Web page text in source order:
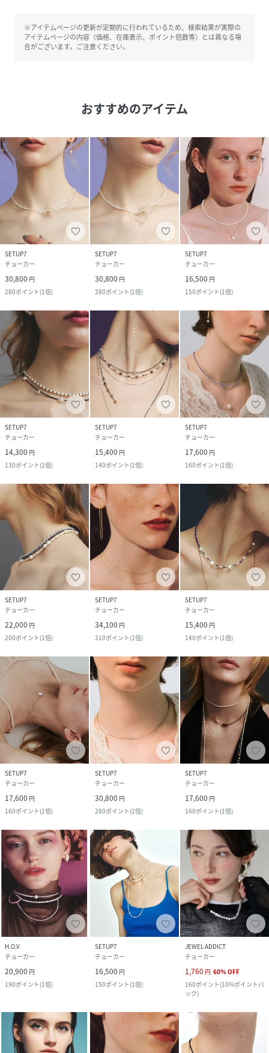
※アイテムページの更新が定期的に行われているため、検索結果が実際の
アイテムページの内容（価格、在庫表示、ポイント倍数等）とは異なる場
合がございます。ご注意ください。
おすすめのアイテム
SETUP7
チョーカー
30,800 円
280ポイント(1倍)
SETUP7
チョーカー
30,800 円
280ポイント(1倍)
SETUP7
チョーカー
16,500 円
150ポイント(1倍)
SETUP7
チョーカー
14,300 円
130ポイント(1倍)
SETUP7
チョーカー
15,400 円
140ポイント(1倍)
SETUP7
チョーカー
17,600 円
160ポイント(1倍)
SETUP7
チョーカー
22,000 円
200ポイント(1倍)
SETUP7
チョーカー
34,100 円
310ポイント(1倍)
SETUP7
チョーカー
15,400 円
140ポイント(1倍)
SETUP7
チョーカー
17,600 円
160ポイント(1倍)
SETUP7
チョーカー
30,800 円
280ポイント(1倍)
SETUP7
チョーカー
17,600 円
160ポイント(1倍)
H.O.V
チョーカー
20,900 円
190ポイント(1倍)
SETUP7
チョーカー
16,500 円
150ポイント(1倍)
JEWEL ADDICT
チョーカー
1,760 円 60%OFF
160ポイント(10%ポイントバ
ック)